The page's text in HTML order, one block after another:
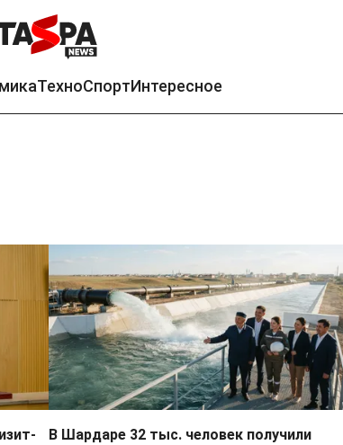
ТехноСпортИнтересное
В Шардаре 32 тыс. человек получили